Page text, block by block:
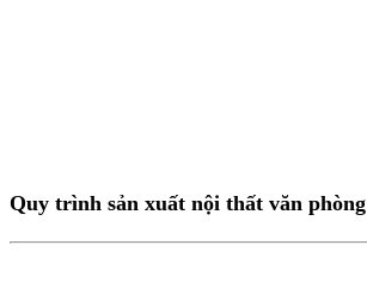
Quy trình sản xuất nội thất văn phòng